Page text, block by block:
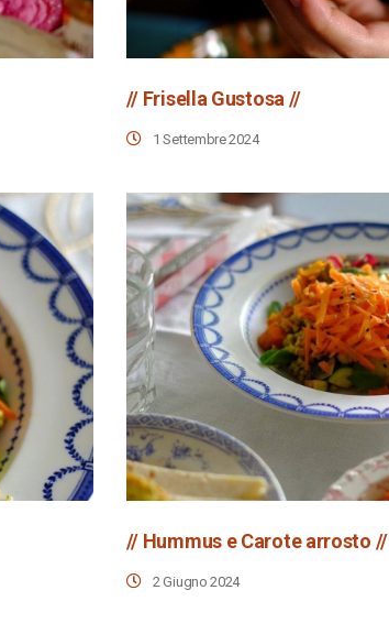
// Frisella Gustosa //
1 Settembre 2024
// Hummus e Carote arrosto //
2 Giugno 2024